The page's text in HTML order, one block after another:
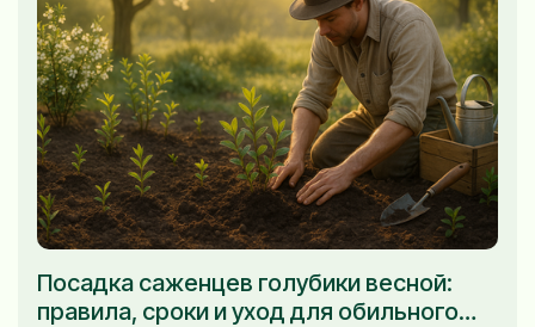
Посадка саженцев голубики весной:
правила, сроки и уход для обильного